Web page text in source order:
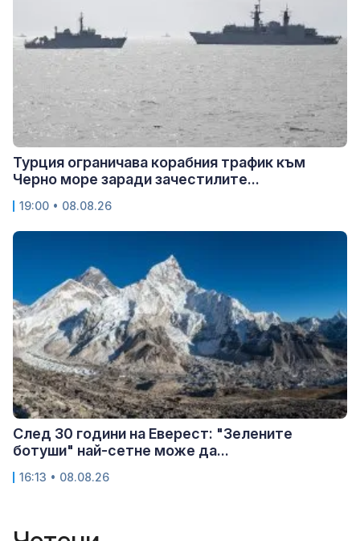
Турция ограничава корабния трафик към
Черно море заради зачестилите...
19:00 • 08.08.26
След 30 години на Еверест: "Зелените
ботуши" най-сетне може да...
16:13 • 08.08.26